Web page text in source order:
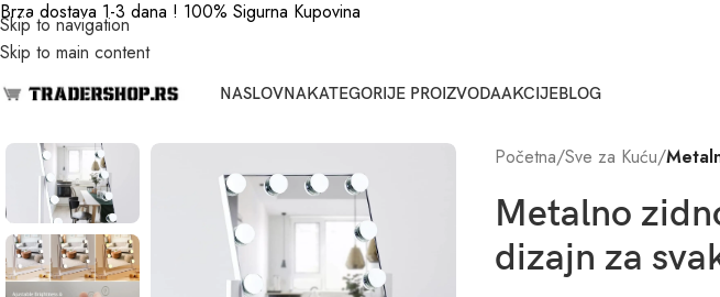
Skip to navigation
Skip to main content
Brza dostava 1-3 dana ! 100% Sigurna Kupovina
NASLOVNAKATEGORIJE PROIZVODAAKCIJEBLOG
Početna/Sve za Kuću/
Metalno
dizajn za